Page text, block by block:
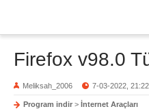
Firefox v98.0
Meliksah_2006 7-03-2022, 21:22
Program indir > İnternet Araçları